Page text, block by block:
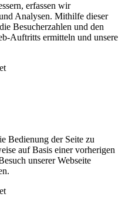
erfassen wir
Analysen. Mithilfe dieser
Besucherzahlen und den
Auftritts ermitteln und unsere
Bedienung der Seite zu
auf Basis einer vorherigen
unserer Webseite